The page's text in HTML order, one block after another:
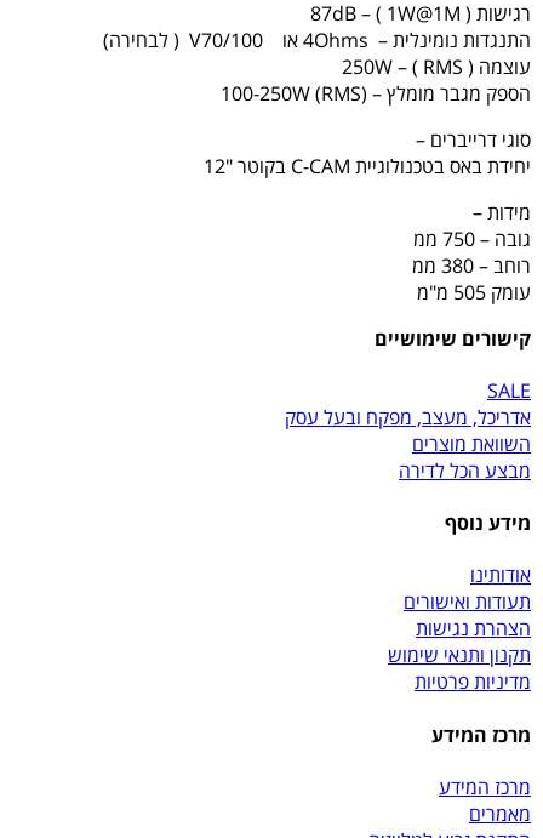
רגישות ( 87dB – ( 1W@1M
התנגדות נומינלית – 4Ohms או V70/100 ( לבחירה)
עוצמה ( 250W – ( RMS
הספק מגבר מומלץ – (100-250W (RMS
סוגי דרייברים –
יחידת באס בטכנולוגיית C-CAM בקוטר "12
מידות –
גובה – 750 ממ
רוחב – 380 ממ
עומק 505 מ"מ
קישורים שימושיים
SALE
אדריכל, מעצב, מפקח ובעל עסק
השוואת מוצרים
מבצע הכל לדירה
מידע נוסף
אודותינו
תעודות ואישורים
הצהרת נגישות
תקנון ותנאי שימוש
מדיניות פרטיות
מרכז המידע
מרכז המידע
מאמרים